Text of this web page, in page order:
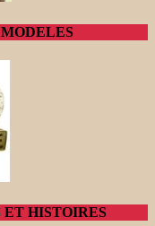
HISTOIRES